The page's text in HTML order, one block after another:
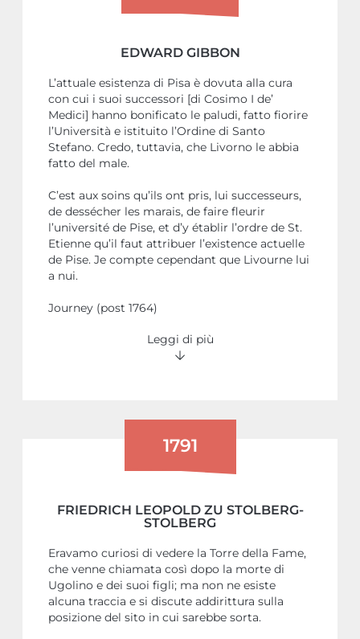
EDWARD GIBBON
L’attuale esistenza di Pisa è dovuta alla cura
con cui i suoi successori [di Cosimo I de’
Medici] hanno bonificato le paludi, fatto fiorire
l’Università e istituito l’Ordine di Santo
Stefano. Credo, tuttavia, che Livorno le abbia
fatto del male.
C’est aux soins qu’ils ont pris, lui successeurs,
de dessécher les marais, de faire fleurir
l’université de Pise, et d’y établir l’ordre de St.
Etienne qu’il faut attribuer l’existence actuelle
de Pise. Je compte cependant que Livourne lui
a nui.
Journey (post 1764)
Leggi di più
1791
FRIEDRICH LEOPOLD ZU STOLBERG-
STOLBERG
Eravamo curiosi di vedere la Torre della Fame,
che venne chiamata così dopo la morte di
Ugolino e dei suoi figli; ma non ne esiste
alcuna traccia e si discute addirittura sulla
posizione del sito in cui sarebbe sorta.